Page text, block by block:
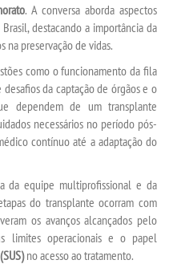
. A conversa aborda aspectos
destacando a importância da
na preservação de vidas.
como o funcionamento da fila
da captação de órgãos e o
dependem de um transplante
necessários no período pós-
contínuo até a adaptação do
da equipe multiprofissional e da
do transplante ocorram com
os avanços alcançados pelo
limites operacionais e o papel
no acesso ao tratamento.